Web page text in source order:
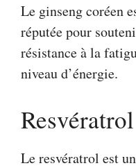
Le ginseng coréen
réputée pour
résistance à la
niveau d’énergie.
Resvératrol
Le resvératrol est